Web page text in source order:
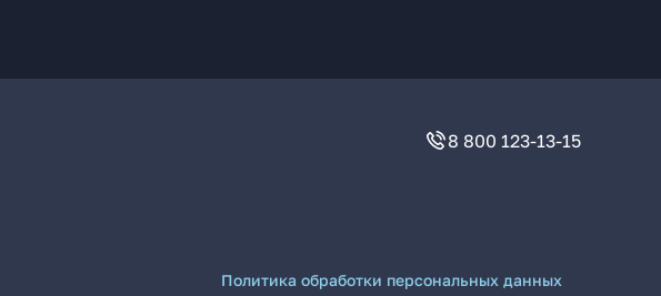
8 800 123-13-15
Политика обработки персональных данных